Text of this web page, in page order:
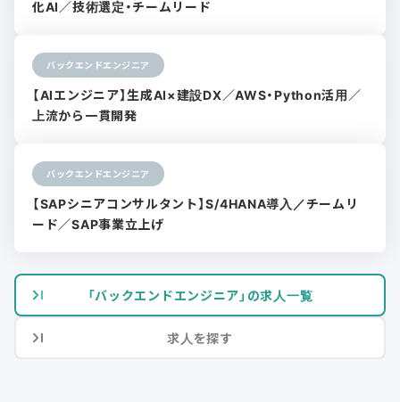
化AI／技術選定・チームリード
バックエンドエンジニア
【AIエンジニア】生成AI×建設DX／AWS・Python活用／
上流から一貫開発
バックエンドエンジニア
【SAPシニアコンサルタント】S/4HANA導入／チームリ
ード／SAP事業立上げ
「バックエンドエンジニア」の求人一覧
求人を探す